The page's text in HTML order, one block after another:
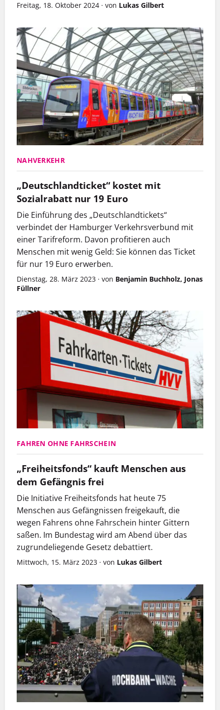
Freitag, 18. Oktober 2024 · von Lukas Gilbert
NAHVERKEHR
„Deutschlandticket“ kostet mit
Sozialrabatt nur 19 Euro
Die Einführung des „Deutschlandtickets“
verbindet der Hamburger Verkehrsverbund mit
einer Tarifreform. Davon profitieren auch
Menschen mit wenig Geld: Sie können das Ticket
für nur 19 Euro erwerben.
Dienstag, 28. März 2023 · von Benjamin Buchholz, Jonas
Füllner
FAHREN OHNE FAHRSCHEIN
„Freiheitsfonds“ kauft Menschen aus
dem Gefängnis frei
Die Initiative Freiheitsfonds hat heute 75
Menschen aus Gefängnissen freigekauft, die
wegen Fahrens ohne Fahrschein hinter Gittern
saßen. Im Bundestag wird am Abend über das
zugrundeliegende Gesetz debattiert.
Mittwoch, 15. März 2023 · von Lukas Gilbert